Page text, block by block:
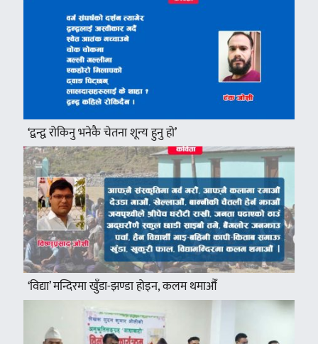
‘द्वन्द्व रोकिनु भनेकै चेतना शून्य हुनु हो’
‘विद्या’ मन्दिरमा खुँडा-झण्डा होइन, कलम थमाऔँ